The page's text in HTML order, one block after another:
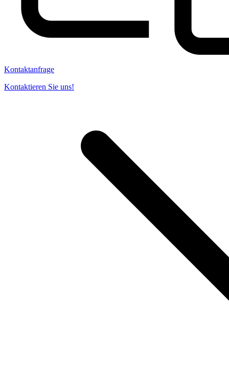
Kontaktanfrage
Kontaktieren Sie uns!